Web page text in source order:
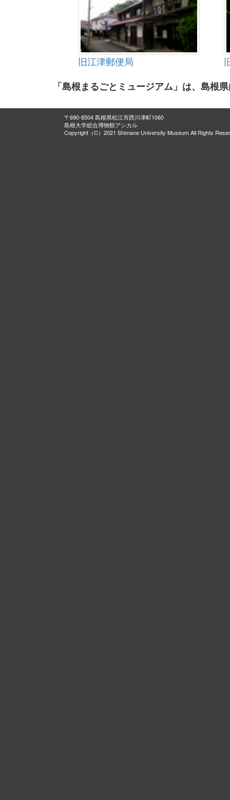
旧江津郵便局
「島根まるごとミュージアム」は、島根
〒690-8504 島根県松江市西川津町1060
島根大学総合博物館アシカル
Copyright（C）2021 Shimane University Museum All Rights